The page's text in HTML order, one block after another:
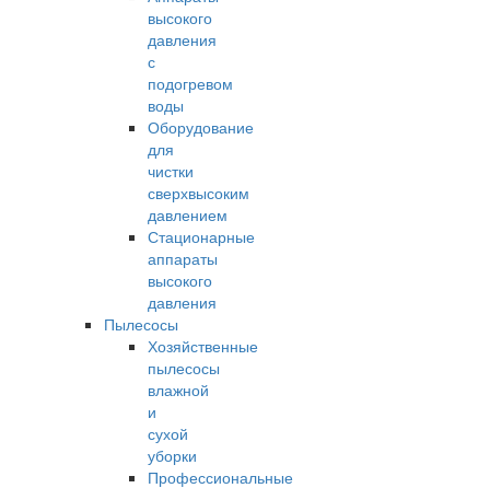
высокого
давления
с
подогревом
воды
Оборудование
для
чистки
сверхвысоким
давлением
Стационарные
аппараты
высокого
давления
Пылесосы
Хозяйственные
пылесосы
влажной
и
сухой
уборки
Профессиональные